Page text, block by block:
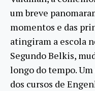
um breve
momentos e das
atingiram a escola
Segundo Belkis,
longo do tempo.
dos cursos de